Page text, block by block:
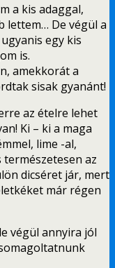
a kis adaggal,
lettem… De végül a
egy kis
is.
amekkorát a
sisak gyanánt!
az ételre lehet
Ki – ki a maga
lime -al,
természetesen az
dicséret jár, mert
már régen
végül annyira jól